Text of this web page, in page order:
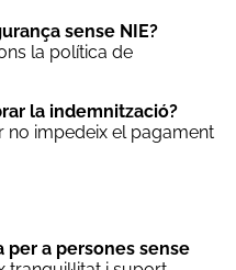
sense NIE?
la política de
la indemnització?
no impedeix el pagament
per a persones sense